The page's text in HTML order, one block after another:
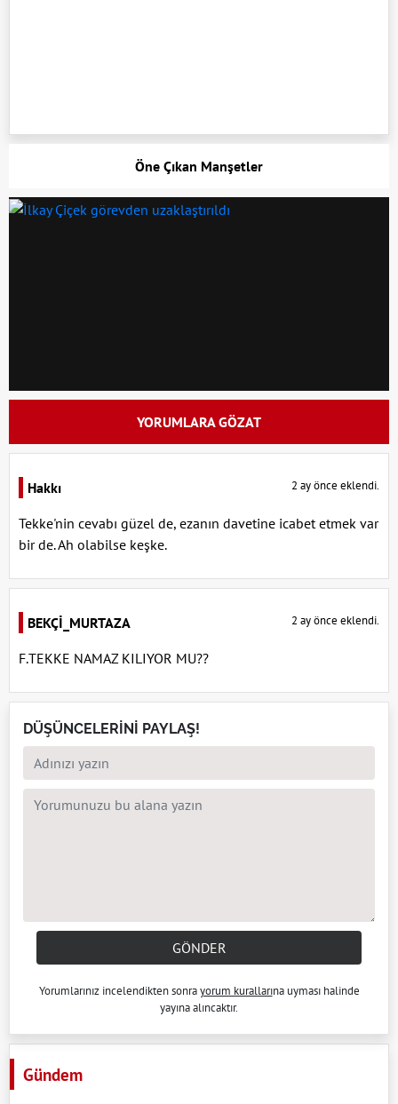
Öne Çıkan Manşetler
YORUMLARA GÖZAT
Hakkı 2 ay önce eklendi.
Tekke'nin cevabı güzel de, ezanın davetine icabet etmek var
bir de. Ah olabilse keşke.
BEKÇİ_MURTAZA 2 ay önce eklendi.
F.TEKKE NAMAZ KILIYOR MU??
DÜŞÜNCELERİNİ PAYLAŞ!
GÖNDER
Yorumlarınız incelendikten sonrayorum kurallarına uyması halinde
yayına alıncaktır.
Gündem